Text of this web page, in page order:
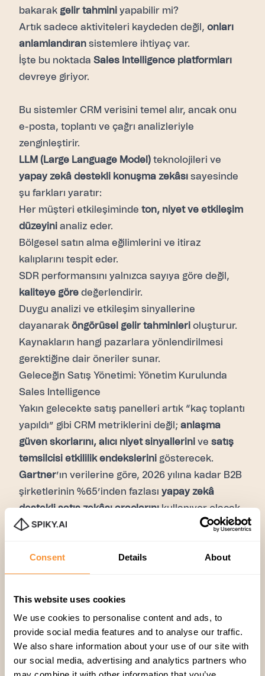
Consent Details About
This website uses cookies
We use cookies to personalise content and ads, to
provide social media features and to analyse our traffic.
We also share information about your use of our site with
our social media, advertising and analytics partners who
bakarak gelir tahmini yapabilir mi?
Artık sadece aktiviteleri kaydeden değil, onları
anlamlandıran sistemlere ihtiyaç var.
İşte bu noktada Sales Intelligence platformları
devreye giriyor.
Bu sistemler CRM verisini temel alır, ancak onu
e-posta, toplantı ve çağrı analizleriyle
zenginleştirir.
LLM (Large Language Model) teknolojileri ve
yapay zekâ destekli konuşma zekâsı sayesinde
şu farkları yaratır:
Her müşteri etkileşiminde ton, niyet ve etkileşim
düzeyini analiz eder.
Bölgesel satın alma eğilimlerini ve itiraz
kalıplarını tespit eder.
SDR performansını yalnızca sayıya göre değil,
kaliteye göre değerlendirir.
Duygu analizi ve etkileşim sinyallerine
dayanarak öngörüsel gelir tahminleri oluşturur.
Kaynakların hangi pazarlara yönlendirilmesi
gerektiğine dair öneriler sunar.
Geleceğin Satış Yönetimi: Yönetim Kurulunda
Sales Intelligence
Yakın gelecekte satış panelleri artık “kaç toplantı
yapıldı” gibi CRM metriklerini değil; anlaşma
güven skorlarını, alıcı niyet sinyallerini ve satış
temsilcisi etkililik endekslerini gösterecek.
Gartner’ın verilerine göre, 2026 yılına kadar B2B
şirketlerinin %65’inden fazlası yapay zekâ
destekli satış zekâsı araçlarınıkullanıyor olacak.
verimliliğinde
%20–25 artışyakalayabilecek.
Özetle, Sales Intelligence artık yalnızca bir
Ham veriler içgörüye dönüşüyor, satış stratejileri
sezgisel olmaktan çıkıpöngörüye dayalıhale